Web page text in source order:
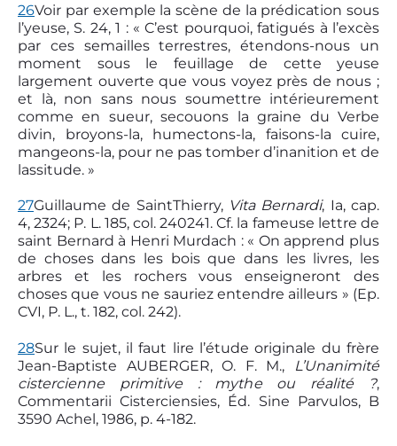
26Voir par exemple la scène de la prédication sous
l’yeuse, S. 24, 1 : « C’est pourquoi, fatigués à l’excès
par ces semailles terrestres, étendons-nous un
moment sous le feuillage de cette yeuse
largement ouverte que vous voyez près de nous ;
et là, non sans nous soumettre intérieurement
comme en sueur, secouons la graine du Verbe
divin, broyons-la, humectons-la, faisons-la cuire,
mangeons-la, pour ne pas tomber d’inanition et de
lassitude. »
27Guillaume de Saint­Thierry, Vita Bernardi, Ia, cap.
4, 23­24; P. L. 185, col. 240­241. Cf. la fameuse lettre de
saint Bernard à Henri Murdach : « On apprend plus
de choses dans les bois que dans les livres, les
arbres et les rochers vous enseigneront des
choses que vous ne sauriez entendre ailleurs » (Ep.
CVI, P. L., t. 182, col. 242).
28Sur le sujet, il faut lire l’étude originale du frère
Jean-Baptiste AUBERGER, O. F. M.,
L’Unanimité
cistercienne primitive : mythe ou réalité ?,
Commentarii Cisterciensies, Éd. Sine Parvulos, B
3590 Achel, 1986, p. 4-182.